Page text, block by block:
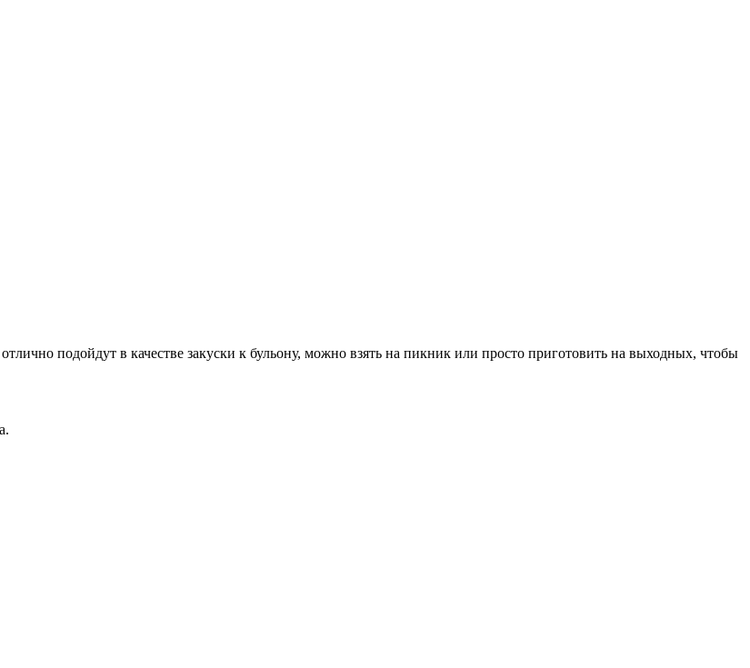
подойдут в качестве закуски к бульону, можно взять на пикник или просто приготовить на выходных, чтобы